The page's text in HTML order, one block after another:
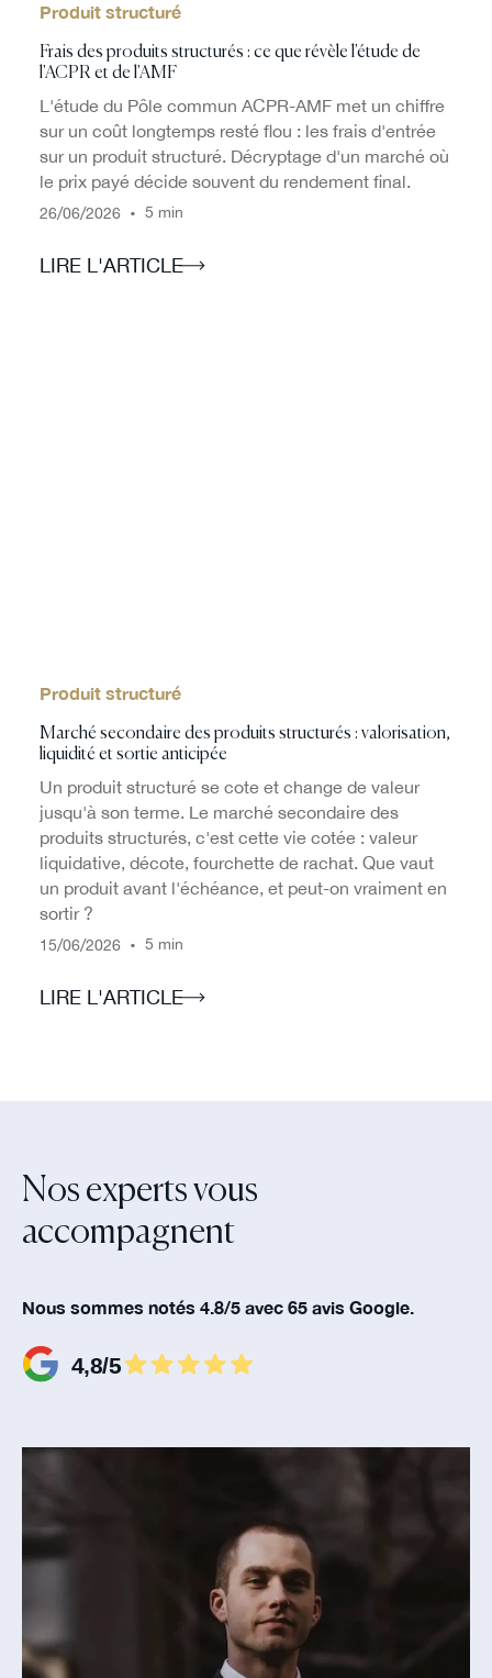
Produit structuré
Frais des produits structurés : ce que révèle l'étude de
l'ACPR et de l'AMF
L'étude du Pôle commun ACPR-AMF met un chiffre
sur un coût longtemps resté flou : les frais d'entrée
sur un produit structuré. Décryptage d'un marché où
le prix payé décide souvent du rendement final.
26/06/2026 • 5 min
LIRE L'ARTICLE
Produit structuré
Marché secondaire des produits structurés : valorisation,
liquidité et sortie anticipée
Un produit structuré se cote et change de valeur
jusqu'à son terme. Le marché secondaire des
produits structurés, c'est cette vie cotée : valeur
liquidative, décote, fourchette de rachat. Que vaut
un produit avant l'échéance, et peut-on vraiment en
sortir ?
15/06/2026 • 5 min
LIRE L'ARTICLE
Nos experts vous
accompagnent‍
Nous sommes notés 4.8/5 avec 65 avis Google.